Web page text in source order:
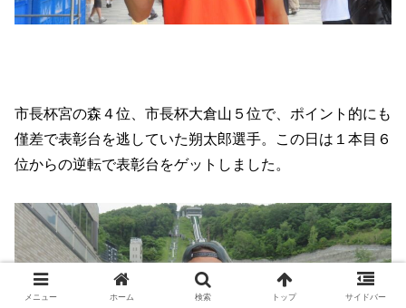
市長杯宮の森４位、市長杯大倉山５位で、ポイント的にも
僅差で表彰台を逃していた朔太郎選手。この日は１本目６
位からの逆転で表彰台をゲットしました。
メニュー ホーム 検索 トップ サイドバー